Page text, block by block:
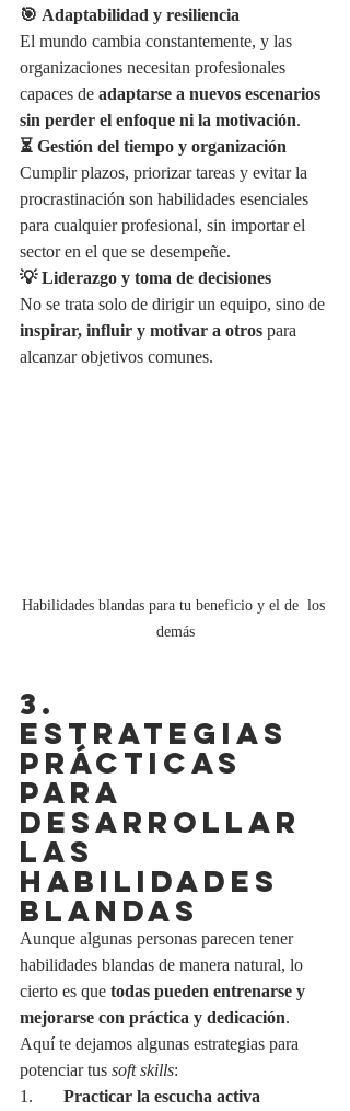
🎯 Adaptabilidad y resiliencia
El mundo cambia constantemente, y las
organizaciones necesitan profesionales
capaces de adaptarse a nuevos escenarios
sin perder el enfoque ni la motivación.
⏳ Gestión del tiempo y organización
Cumplir plazos, priorizar tareas y evitar la
procrastinación son habilidades esenciales
para cualquier profesional, sin importar el
sector en el que se desempeñe.
💡 Liderazgo y toma de decisiones
No se trata solo de dirigir un equipo, sino de
inspirar, influir y motivar a otros para
alcanzar objetivos comunes.
Habilidades blandas para tu beneficio y el de  los
demás
3.
ESTRATEGIAS
PRÁCTICAS
PARA
DESARROLLAR
LAS
HABILIDADES
BLANDAS
Aunque algunas personas parecen tener
habilidades blandas de manera natural, lo
cierto es que todas pueden entrenarse y
mejorarse con práctica y dedicación.
Aquí te dejamos algunas estrategias para
potenciar tus soft skills:
1. Practicar la escucha activa